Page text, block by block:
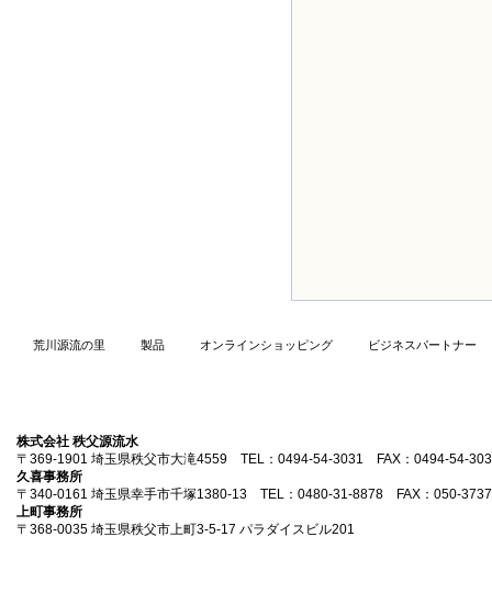
荒川源流の里 製品 オンラインショッピング ビジネスパートナー
株式会社 秩父源流水
〒369-1901 埼玉県秩父市大滝4559 TEL：0494-54-3031 FAX：0494-54-
久喜事務所
〒340-0161 埼玉県幸手市千塚1380-13 TEL：0480-31-8878 FAX：050-
上町事務所
〒368-0035 埼玉県秩父市上町3-5-17 パラダイスビル201